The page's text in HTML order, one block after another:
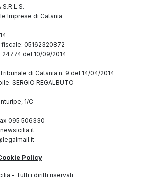
S.R.L.S.
Imprese di Catania
05162320872
24774 del 10/09/2014
di Catania n. 9 del 14/04/2014
SERGIO REGALBUTO
1/C
095 506330
Policy
- Tutti i diritti riservati